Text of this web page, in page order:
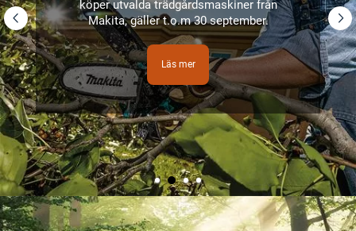
köper utvalda trädgårdsmaskiner från
Makita, gäller t.o.m 30 september.
Läs mer